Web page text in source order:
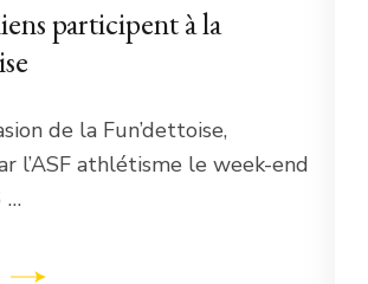
participent à la
de la Fun’dettoise,
l’ASF athlétisme le week-end
…